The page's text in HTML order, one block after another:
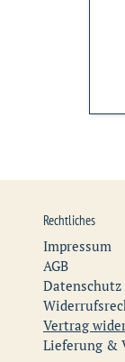
Rechtliches
Impressum
AGB
Datenschutz
Vertrag
Lieferung &